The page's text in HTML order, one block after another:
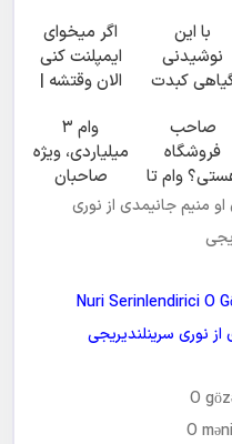
دمنوش کبد با
تخفیف ویژه)
فروشگاهت رو
ثبت کن
با این
نوشیدنی
کبدت
پرقدرته55%تخفیف
اگر میخوای
ایمپلنت کنی
الان وقتشه |
میلیون
تومان!!!
صاحب
فروشگاه
وام تا
۳ میلیارد
وام ۳
میلیاردی، ویژه
صاحبان
فروشگاه‌های
منیم جانیمدی از نوری
Nuri Serinlendirici O
از نوری سرینلندیریجی
O
O